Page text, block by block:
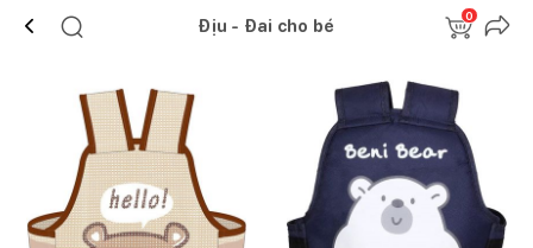
Địu - Đai cho bé
0